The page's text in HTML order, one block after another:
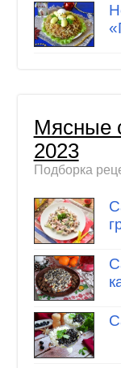
Мясные
2023
Подборка